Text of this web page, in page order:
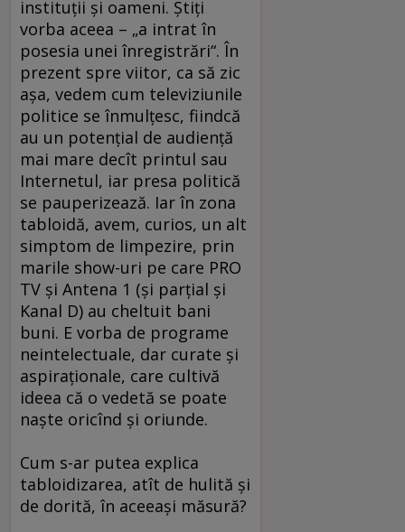
instituţii şi oameni. Ştiţi
vorba aceea – „a intrat în
posesia unei înregistrări“. În
prezent spre viitor, ca să zic
aşa, vedem cum televiziunile
politice se înmulţesc, fiindcă
au un potenţial de audienţă
mai mare decît printul sau
Internetul, iar presa politică
se pauperizează. Iar în zona
tabloidă, avem, curios, un alt
simptom de limpezire, prin
marile show-uri pe care PRO
TV şi Antena 1 (şi parţial şi
Kanal D) au cheltuit bani
buni. E vorba de programe
neintelectuale, dar curate şi
aspiraţionale, care cultivă
ideea că o vedetă se poate
naşte oricînd şi oriunde.
Cum s-ar putea explica
tabloidizarea, atît de hulită şi
de dorită, în aceeaşi măsură?